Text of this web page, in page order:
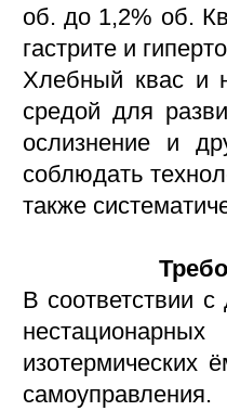
об. до 1,2% об.
гастрите и
Хлебный квас и
средой для
ослизнение и
соблюдать
также
В соответствии
изотермических
самоуправления.